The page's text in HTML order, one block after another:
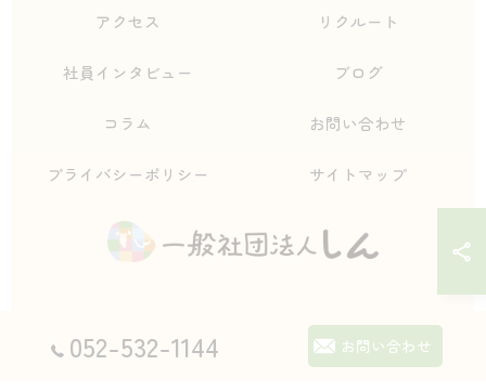
052-532-1144 お問い合わせ
アクセス リクルート
社員インタビュー ブログ
コラム お問い合わせ
プライバシーポリシー サイトマップ
© 2026 愛知県名古屋市の自立支援なら一般社団法人しん ALL RIGHTS
RESERVED.